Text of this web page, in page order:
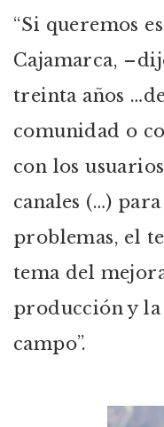
“Si queremos
Cajamarca,
treinta años
comunidad o
con los
canales (…)
problemas, el
tema del
producción y
campo”.